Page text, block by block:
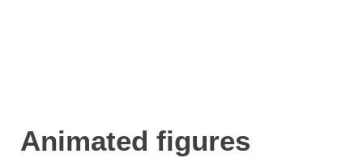
Animated figures